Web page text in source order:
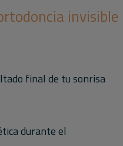
invisible
final de tu sonrisa
durante el